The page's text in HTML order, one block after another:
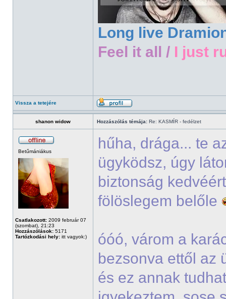
Long live
Feel it all / I just
Vissza a tetejére
shanon widow Hozzászólás témája: Re: KASMÍR - fedélzet
Betűmániákus
Csatlakozott: 2009 február 07
(szombat), 21:23
Hozzászólások: 5171
Tartózkodási hely: itt vagyok:)
hűha, drága... te
ügyködsz, úgy
biztonság
fölöslegem belőle
óóó, várom a
bezsonva ettől az
és ez annak